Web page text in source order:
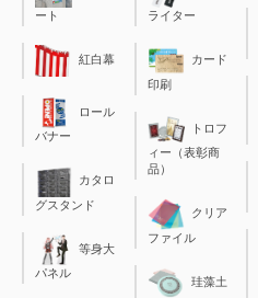
ート
紅白幕
ロール
バナー
カタロ
グスタンド
等身大
パネル
ライター
カード
印刷
トロフ
ィー（表彰商
品）
クリア
ファイル
珪藻土